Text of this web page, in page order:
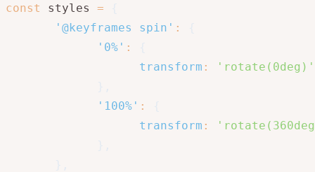
const styles =
'@keyframes spin' :
'0%' :
transform :
'rotate(0deg)'
'100%' :
transform :